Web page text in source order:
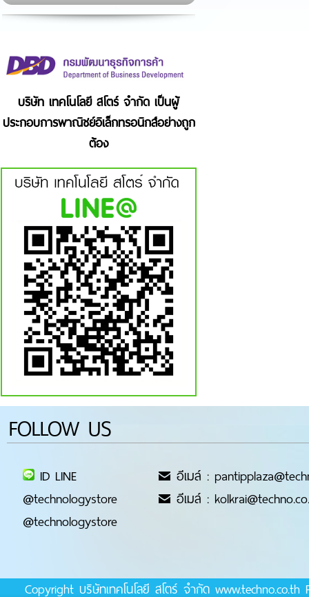
บริษัท เทคโนโลยี สโตร์ จำกัด เป็นผู้
ประกอบการพาณิชย์อิเล็กทรอนิกส์อย่างถูก
ต้อง
FOLLOW US
ID LINE
@technologystore
@technologystore
อีเมล์ :
อีเมล์ :
Copyright บริษัทเทคโนโลยี สโตร์ จำกัด